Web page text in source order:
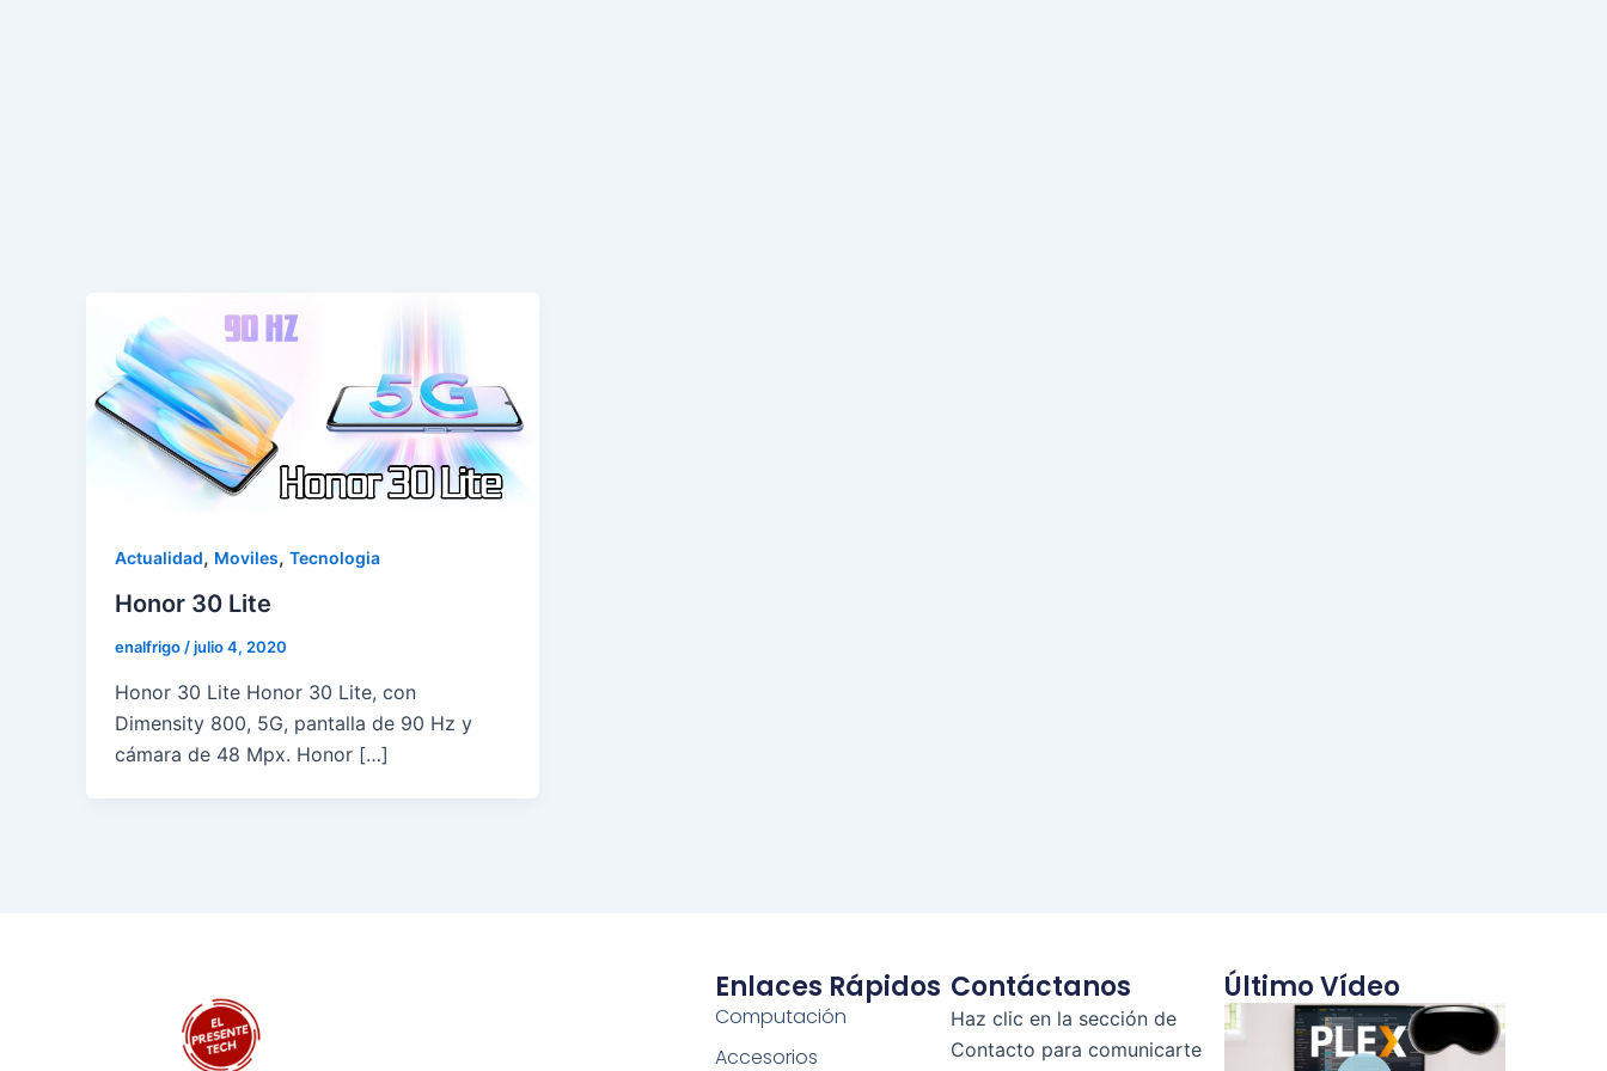
Actualidad, Moviles, Tecnologia
Honor 30 Lite
enalfrigo/julio 4, 2020
Honor 30 Lite Honor 30 Lite, con
Dimensity 800, 5G, pantalla de 90 Hz y
cámara de 48 Mpx. Honor […]
Enlaces Rápidos
Computación
Accesorios
Contáctanos
Haz clic en la sección de
Contacto para comunicarte
Último Vídeo